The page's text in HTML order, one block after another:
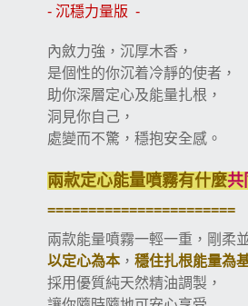
- 沉穩力量版 -
內斂力強，沉厚木香，
是個性的你沉着冷靜的使者，
助你深層定心及能量扎根，
洞見你自己，
處變而不驚，穩抱安全感。
兩款定心能量噴霧有什麼共
=======================
兩款能量噴霧一輕一重，剛柔
以定心為本， 穩住扎根能量為
採用優質純天然精油調製，